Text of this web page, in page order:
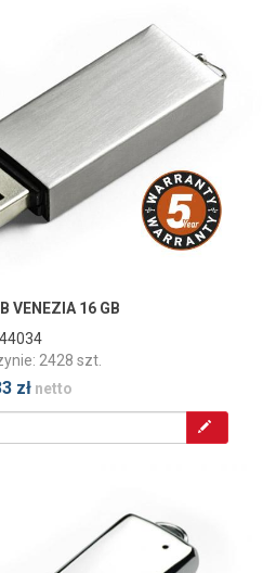
VENEZIA 16 GB
44034
2428 szt.
zł netto